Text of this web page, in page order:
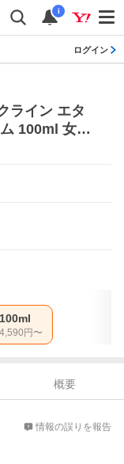
i
ログイン
ライン エタ
100ml 女性
100ml
4,590 円〜
概要
情報の誤りを報告